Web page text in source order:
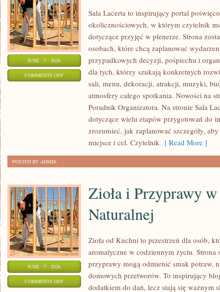
JUNE - 7 - 2026
COMMENTS OFFON
ORGANIZATORA
Sala Lacerta to inspirujący portal
okolicznościowych, w którym czytelnik
dotyczące przyjęć w plenerze. Strona
osobach, które chcą zaplanować
przypadkowych decyzji, pośpiechu i
dla tych, którzy szukają konkretnych
sali, menu, dekoracji, atrakcji, muzyki,
atmosfery całego spotkania. Nowości na
Poradnik Organizatora. Na stronie Sala
dotyczące wielu etapów przygotowań do
zrozumieć, jak zaplanować szczegóły,
miejsce i cel. Czytelnik [ Read More ]
POSTED BY ADMIN
JUNE - 7 - 2026
COMMENTS OFFON
Zioła i Przyprawy
Naturalnej
Zioła od Kuchni to przestrzeń dla osób,
aromatyczne w codziennym życiu.
przyprawy mogą odmienić smak potraw,
domowych przetworów. To inspirujący
dodatkiem do dań, lecz stają się ważnym